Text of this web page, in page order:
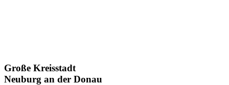
Große Kreisstadt
Neuburg an der Donau